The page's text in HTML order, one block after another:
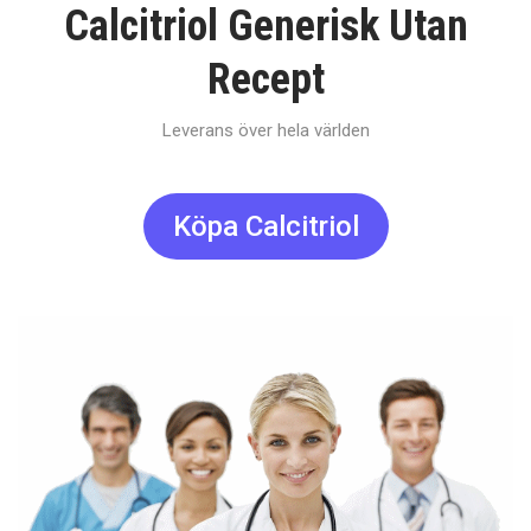
Calcitriol Generisk Utan
Recept
Leverans över hela världen
Köpa Calcitriol